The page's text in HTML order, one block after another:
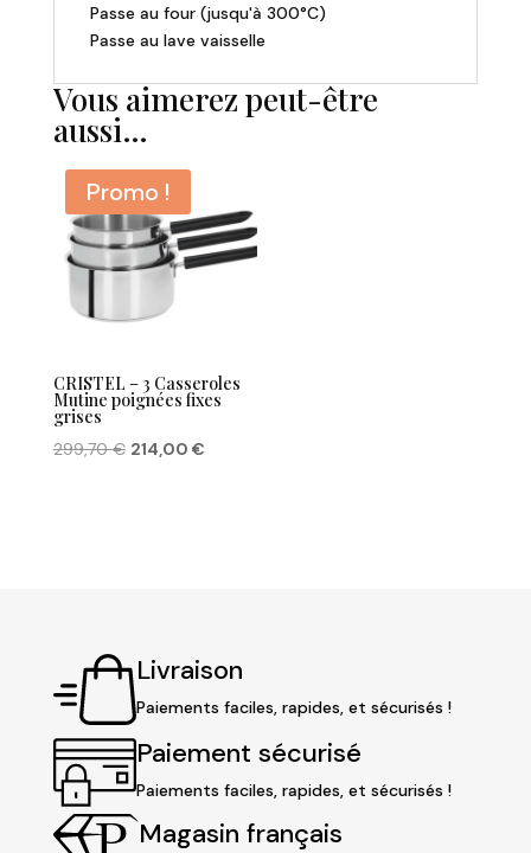
Passe au four (jusqu'à 300°C)
Passe au lave vaisselle
Vous aimerez peut-être
aussi…
Promo !
CRISTEL – 3 Casseroles
Mutine poignées fixes
grises
299,70€ Le
214,00 €Le
Livraison
Paiements faciles, rapides, et sécurisés !
Paiement sécurisé
Paiements faciles, rapides, et sécurisés !
Magasin français